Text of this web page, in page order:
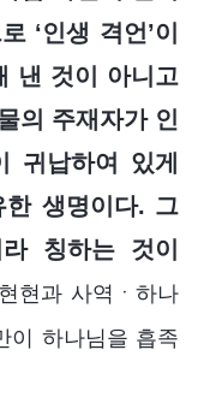
‘인생 격언’이
낸 것이 아니고
의 주재자가 인
귀납하여 있게
생명이다. 그
라 칭하는 것이
현과 사역ㆍ하나
이 하나님을 흡족